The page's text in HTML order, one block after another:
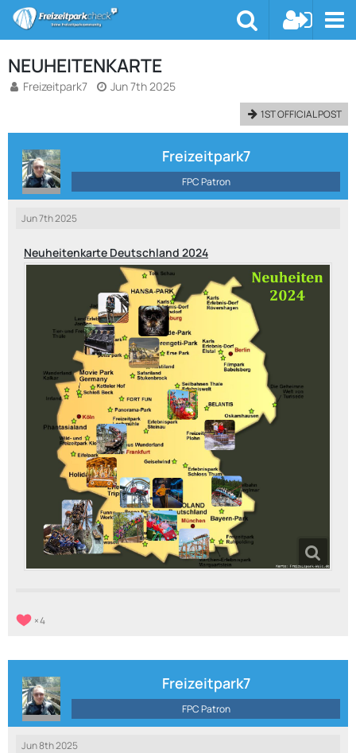
NEUHEITENKARTE
Freizeitpark7 Jun 7th 2025
1ST OFFICIAL POST
Freizeitpark7
FPC Patron
Jun 7th 2025
Neuheitenkarte Deutschland 2024
4
Freizeitpark7
FPC Patron
Jun 8th 2025